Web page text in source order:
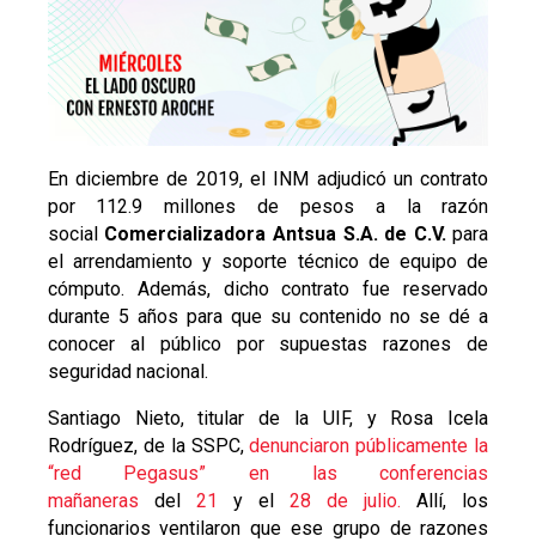
En diciembre de 2019, el INM adjudicó un contrato
por 112.9 millones de pesos a la razón
social Comercializadora Antsua S.A. de C.V. para
el arrendamiento y soporte técnico de equipo de
cómputo. Además, dicho contrato fue reservado
durante 5 años para que su contenido no se dé a
conocer al público por supuestas razones de
seguridad nacional.
Santiago Nieto, titular de la UIF, y Rosa Icela
Rodríguez, de la SSPC,denunciaron públicamente la
“red Pegasus” en las conferencias
mañaneras del 21 y el28 de julio. Allí, los
funcionarios ventilaron que ese grupo de razones